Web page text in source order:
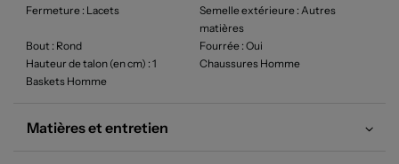
Fermeture : Lacets Semelle extérieure : Autres
matières
Bout : Rond Fourrée : Oui
Hauteur de talon (en cm) : 1
Chaussures Homme
Baskets Homme
Matières et entretien